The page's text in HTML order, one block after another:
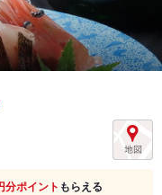
分ポイント もらえる